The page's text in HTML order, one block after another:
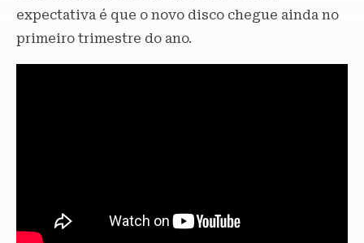
expectativa é que o novo disco chegue ainda no
primeiro trimestre do ano.